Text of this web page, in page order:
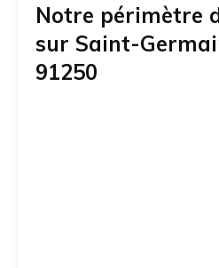
Notre périmètre
sur Saint-
91250